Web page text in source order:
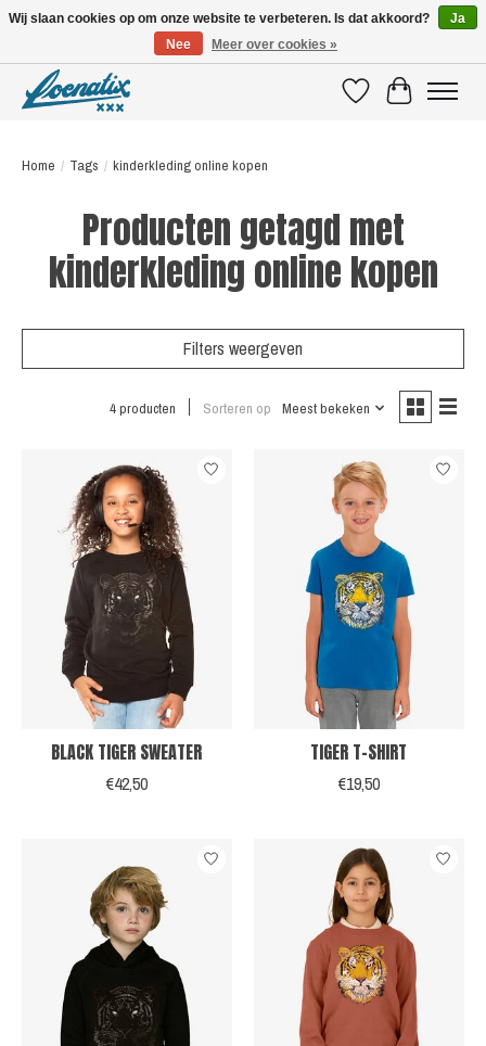
VerlanglijstWinkelwagen
Home / Tags / kinderkleding online kopen
Producten getagd met
kinderkleding online kopen
Filters weergeven
4 producten Sorteren op Meest bekeken
BLACK TIGER SWEATER
€42,50
TIGER T-SHIRT
€19,50
Wij slaan cookies op om onze website te verbeteren. Is dat akkoord?
Ja
Nee
Meer over cookies »